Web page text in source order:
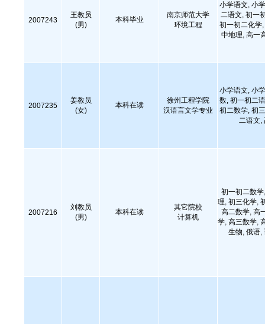
2007243
王教员
(男)
本科毕业
南京师范大学
环境工程
小学语文, 小
二语文, 初一
初一初二化学
中地理, 高一
2007235
姜教员
(女)
本科在读
徐州工程学院
汉语言文学专业
小学语文, 小
数, 初一初二
初二数学, 初
二语文,
2007216
刘教员
(男)
本科在读
其它院校
计算机
初一初二数
理, 初三化学,
高二数学, 高
学, 高三数学,
生物, 俄语,